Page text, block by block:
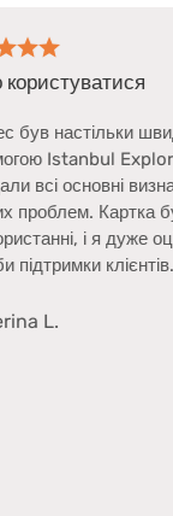
моє
черги
зайвих
багато
менший
швидко
коли
у